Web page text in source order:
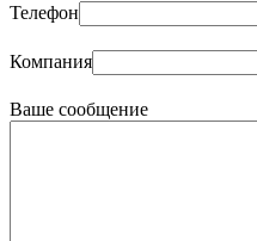
Телефон
Компания
Ваше сообщение